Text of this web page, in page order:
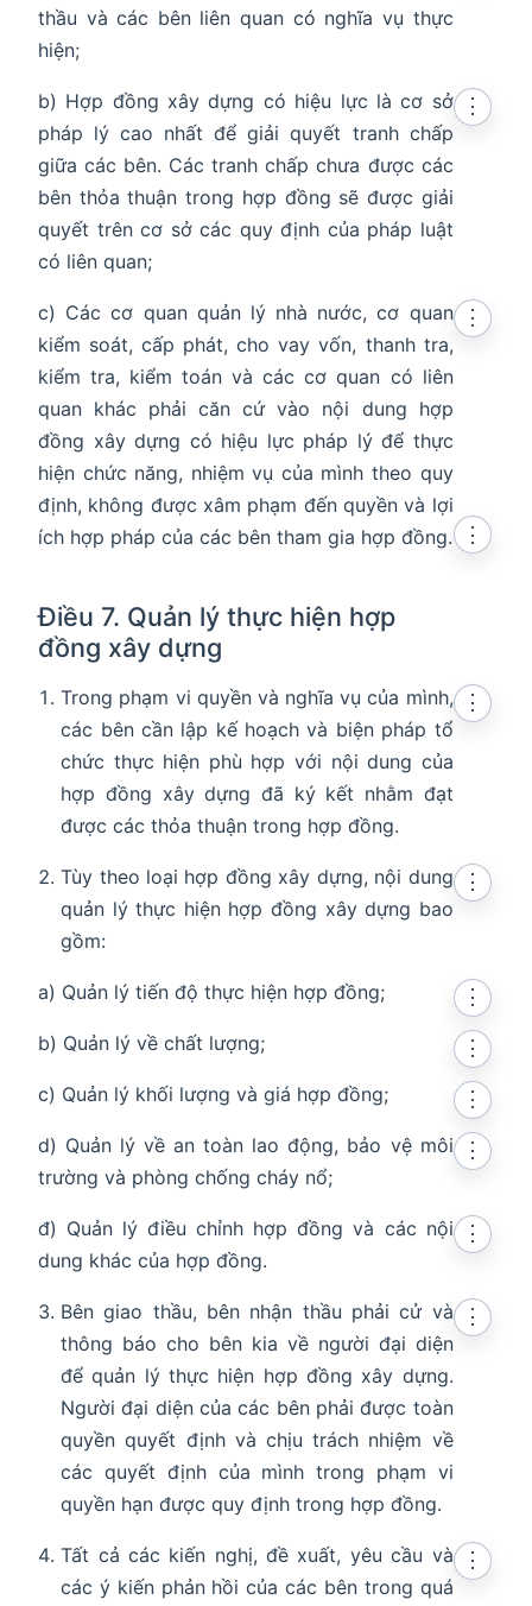
thầu và các bên liên quan có nghĩa vụ thực
hiện;
b) Hợp đồng xây dựng có hiệu lực là cơ sở
pháp lý cao nhất để giải quyết tranh chấp
giữa các bên. Các tranh chấp chưa được các
bên thỏa thuận trong hợp đồng sẽ được giải
quyết trên cơ sở các quy định của pháp luật
có liên quan;
⋮
c) Các cơ quan quản lý nhà nước, cơ quan
kiểm soát, cấp phát, cho vay vốn, thanh tra,
kiểm tra, kiểm toán và các cơ quan có liên
quan khác phải căn cứ vào nội dung hợp
đồng xây dựng có hiệu lực pháp lý để thực
hiện chức năng, nhiệm vụ của mình theo quy
định, không được xâm phạm đến quyền và lợi
ích hợp pháp của các bên tham gia hợp đồng.
⋮
Điều 7. Quản lý thực hiện hợp
đồng xây dựng
⋮
Trong phạm vi quyền và nghĩa vụ của mình,
các bên cần lập kế hoạch và biện pháp tổ
chức thực hiện phù hợp với nội dung của
hợp đồng xây dựng đã ký kết nhằm đạt
được các thỏa thuận trong hợp đồng.
⋮
Tùy theo loại hợp đồng xây dựng, nội dung
quản lý thực hiện hợp đồng xây dựng bao
gồm:
⋮
a) Quản lý tiến độ thực hiện hợp đồng;
⋮
b) Quản lý về chất lượng;
⋮
c) Quản lý khối lượng và giá hợp đồng;
⋮
d) Quản lý về an toàn lao động, bảo vệ môi
trường và phòng chống cháy nổ;
⋮
đ) Quản lý điều chỉnh hợp đồng và các nội
dung khác của hợp đồng.
⋮
Bên giao thầu, bên nhận thầu phải cử và
thông báo cho bên kia về người đại diện
để quản lý thực hiện hợp đồng xây dựng.
Người đại diện của các bên phải được toàn
quyền quyết định và chịu trách nhiệm về
các quyết định của mình trong phạm vi
quyền hạn được quy định trong hợp đồng.
⋮
Tất cả các kiến nghị, đề xuất, yêu cầu và
các ý kiến phản hồi của các bên trong quá
⋮